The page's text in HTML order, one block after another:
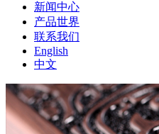
新闻中心
产品世界
联系我们
English
中文